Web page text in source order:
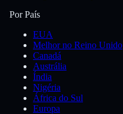
Por País
EUA
Melhor no Reino Unido
Canadá
Austrália
Índia
Nigéria
África do Sul
Europa